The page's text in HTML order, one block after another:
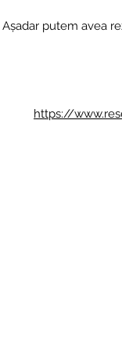
Așadar putem avea
https://